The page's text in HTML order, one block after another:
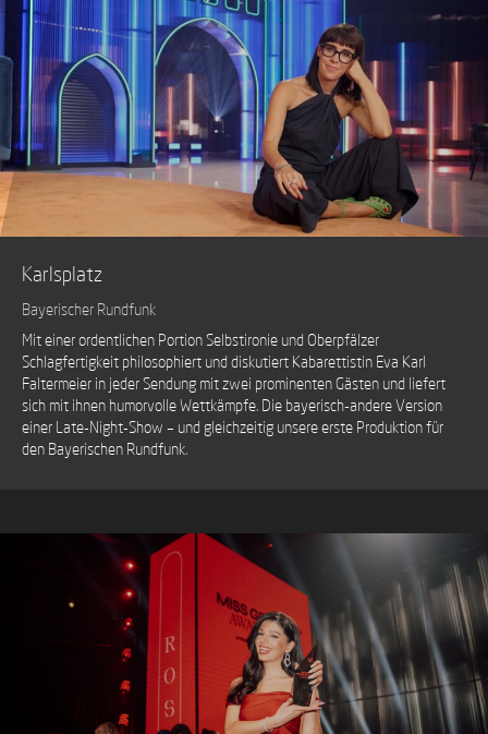
Karlsplatz
Bayerischer Rundfunk
Mit einer ordentlichen Portion Selbstironie und Oberpfälzer
Schlagfertigkeit philosophiert und diskutiert Kabarettistin Eva Karl
Faltermeier in jeder Sendung mit zwei prominenten Gästen und liefert
sich mit ihnen humorvolle Wettkämpfe. Die bayerisch-andere Version
einer Late-Night-Show – und gleichzeitig unsere erste Produktion für
den Bayerischen Rundfunk.